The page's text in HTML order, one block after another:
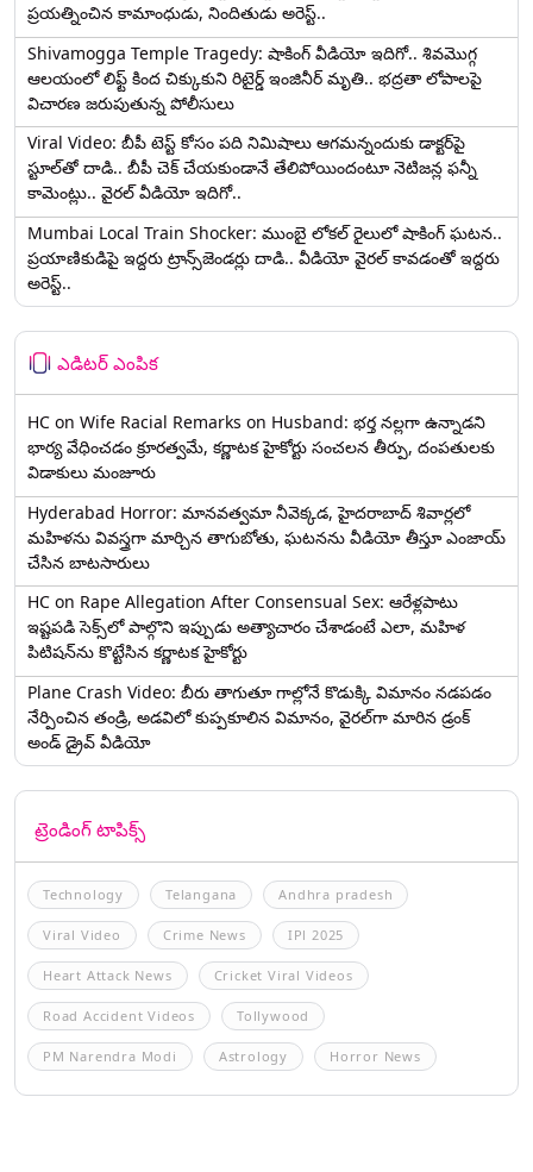
ప్రయత్నించిన కామాంధుడు, నిందితుడు అరెస్ట్..
Shivamogga Temple Tragedy: షాకింగ్ వీడియో ఇదిగో.. శివమొగ్గ
ఆలయంలో లిఫ్ట్ కింద చిక్కుకుని రిటైర్డ్ ఇంజినీర్ మృతి.. భద్రతా లోపాలపై
విచారణ జరుపుతున్న పోలీసులు
Viral Video: బీపీ టెస్ట్‌ కోసం పది నిమిషాలు ఆగమన్నందుకు డాక్టర్‌పై
స్టూల్‌తో దాడి.. బీపీ చెక్ చేయకుండానే తేలిపోయిందంటూ నెటిజన్ల ఫన్నీ
కామెంట్లు.. వైరల్ వీడియో ఇదిగో..
Mumbai Local Train Shocker: ముంబై లోకల్ రైలులో షాకింగ్ ఘటన..
ప్రయాణికుడిపై ఇద్దరు ట్రాన్స్‌జెండర్లు దాడి.. వీడియో వైరల్ కావడంతో ఇద్దరు
అరెస్ట్..
ఎడిటర్ ఎంపిక
HC on Wife Racial Remarks on Husband: భర్త న‌ల్ల‌గా ఉన్నాడ‌ని
భార్య వేధించ‌డం క్రూర‌త్వ‌మే, కర్ణాటక హైకోర్టు సంచలన తీర్పు, దంపతులకు
విడాకులు మంజూరు
Hyderabad Horror: మానవత్వమా నీవెక్కడ, హైదరాబాద్ శివార్లలో
మహిళను వివస్త్రగా మార్చిన తాగుబోతు, ఘటనను వీడియో తీస్తూ ఎంజాయ్
చేసిన బాటసారులు
HC on Rape Allegation After Consensual Sex: ఆరేళ్లపాటు
ఇష్టపడి సెక్స్‌లో పాల్గొని ఇప్పుడు అత్యాచారం చేశాడంటే ఎలా, మహిళ
పిటిషన్‌ను కొట్టేసిన కర్ణాటక హైకోర్టు
Plane Crash Video: బీరు తాగుతూ గాల్లోనే కొడుక్కి విమానం నడపడం
నేర్పించిన తండ్రి, అడవిలో కుప్పకూలిన విమానం, వైరల్‌గా మారిన డ్రంక్‌
అండ్ డ్రైవ్ వీడియో
ట్రెండింగ్ టాపిక్స్
Technology Telangana Andhra pradesh
Viral Video Crime News IPl 2025
Heart Attack News Cricket Viral Videos
Road Accident Videos Tollywood
PM Narendra Modi Astrology Horror News